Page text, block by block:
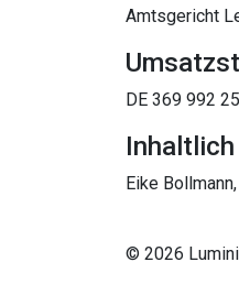
Amtsgericht
DE 369 992
Eike
© 2026